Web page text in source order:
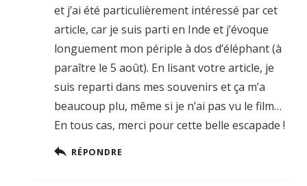
et j’ai été particulièrement intéressé par cet
article, car je suis parti en Inde et j’évoque
longuement mon périple à dos d’éléphant (à
paraître le 5 août). En lisant votre article, je
suis reparti dans mes souvenirs et ça m’a
beaucoup plu, même si je n’ai pas vu le film…
En tous cas, merci pour cette belle escapade !
RÉPONDRE